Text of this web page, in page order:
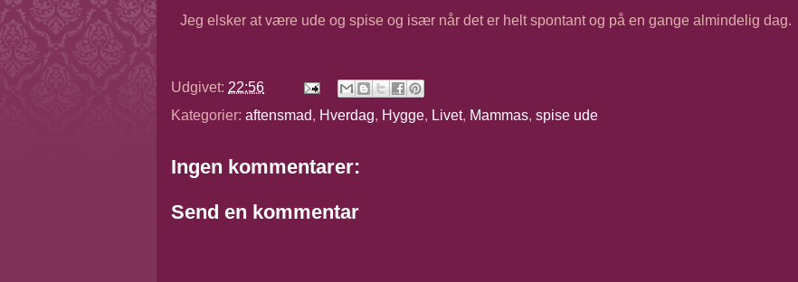
Jeg elsker at være ude og spise og især når det er helt spontant og på en gange almindelig dag.
Udgivet: 22:56
Kategorier: aftensmad, Hverdag, Hygge, Livet, Mammas, spise ude
Ingen kommentarer:
Send en kommentar